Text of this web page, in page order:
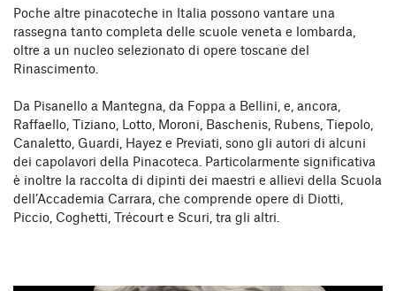
Poche altre pinacoteche in Italia possono vantare una
rassegna tanto completa delle scuole veneta e lombarda,
oltre a un nucleo selezionato di opere toscane del
Rinascimento.
Da Pisanello a Mantegna, da Foppa a Bellini, e, ancora,
Raffaello, Tiziano, Lotto, Moroni, Baschenis, Rubens, Tiepolo,
Canaletto, Guardi, Hayez e Previati, sono gli autori di alcuni
dei capolavori della Pinacoteca. Particolarmente significativa
è inoltre la raccolta di dipinti dei maestri e allievi della Scuola
dell’Accademia Carrara, che comprende opere di Diotti,
Piccio, Coghetti, Trécourt e Scuri, tra gli altri.